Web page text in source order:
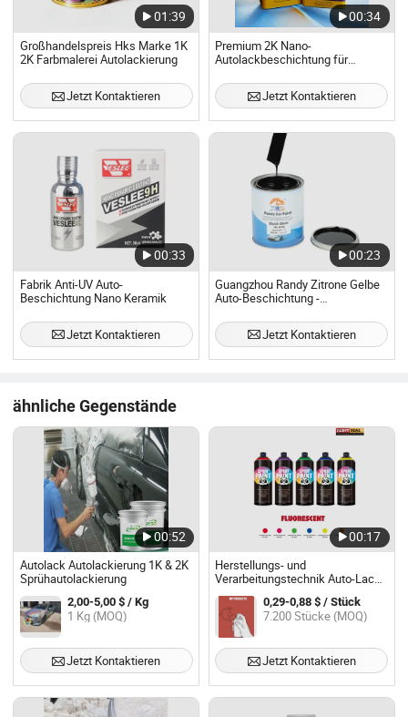
01:39
Großhandelspreis Hks Marke 1K
2K Farbmalerei Autolackierung
Jetzt Kontaktieren
00:34
Premium 2K Nano-
Autolackbeschichtung für
Jetzt Kontaktieren
00:33
Fabrik Anti-UV Auto-
Beschichtung Nano Keramik
Jetzt Kontaktieren
00:23
Guangzhou Randy Zitrone Gelbe
Auto-Beschichtung -
Jetzt Kontaktieren
ähnliche Gegenstände
00:52
Autolack Autolackierung 1K & 2K
Sprühautolackierung
2,00-5,00 $ / Kg
1 Kg (MOQ)
Jetzt Kontaktieren
00:17
Herstellungs- und
Verarbeitungstechnik Auto-Lack
Anti-Rost Benzinbeständig
Automobilsprühfarbe
Fahrzeugbeschichtung
0,29-0,88 $ / Stück
7.200 Stücke (MOQ)
Jetzt Kontaktieren